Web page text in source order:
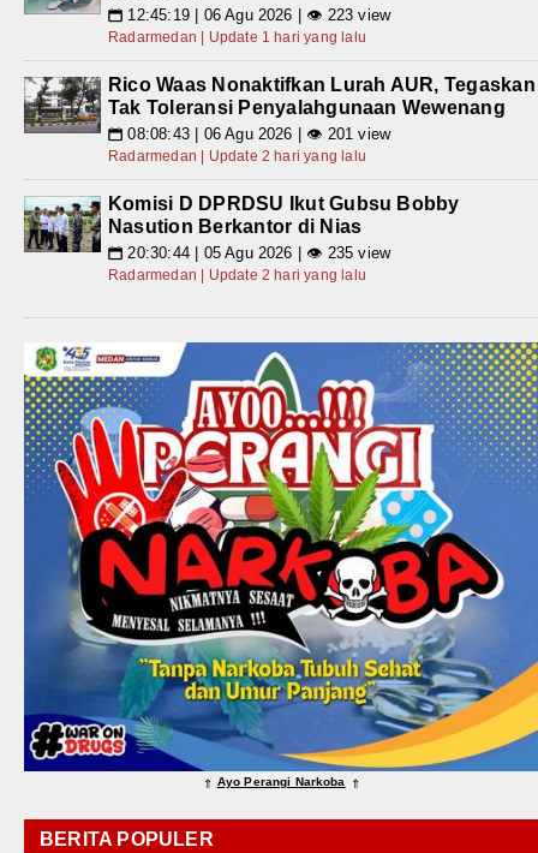
📅 12:45:19 | 06 Agu 2026 | 👁 223 view
Radarmedan | Update 1 hari yang lalu
Rico Waas Nonaktifkan Lurah AUR, Tegaskan
Tak Toleransi Penyalahgunaan Wewenang
📅 08:08:43 | 06 Agu 2026 | 👁 201 view
Radarmedan | Update 2 hari yang lalu
Komisi D DPRDSU Ikut Gubsu Bobby
Nasution Berkantor di Nias
📅 20:30:44 | 05 Agu 2026 | 👁 235 view
Radarmedan | Update 2 hari yang lalu
⇑ Ayo Perangi Narkoba ⇑
BERITA POPULER